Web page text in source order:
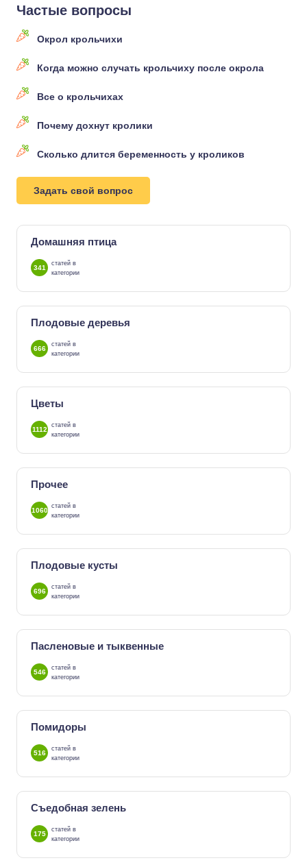
Частые вопросы
Окрол крольчихи
Когда можно случать крольчиху после окрола
Все о крольчихах
Почему дохнут кролики
Сколько длится беременность у кроликов
Задать свой вопрос
Домашняя птица
341
статей в
категории
Плодовые деревья
666
статей в
категории
Цветы
1112
статей в
категории
Прочее
1060
статей в
категории
Плодовые кусты
696
статей в
категории
Пасленовые и тыквенные
546
статей в
категории
Помидоры
516
статей в
категории
Съедобная зелень
175
статей в
категории